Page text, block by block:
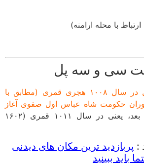
با محله ارامنه)
سی و سه پل
ساخت سی و سه پل در سال ۱۰۰۸ هجری قمری (مطابق با
حکومت شاه عباس اول صفوی آغاز
و حدود دو سال بعد، یعنی در سال ۱۰۱۱ قمری (۱۶۰۲
ترین مکان های دیدنی
ببینید